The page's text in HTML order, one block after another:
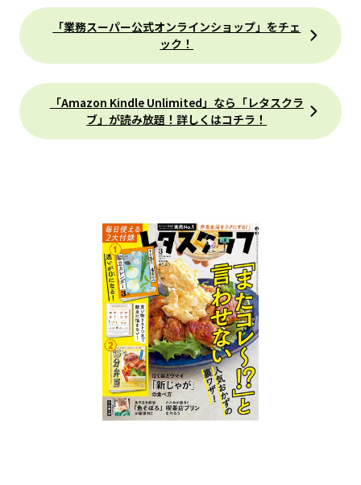
「業務スーパー公式オンラインショップ」をチェ
ック！
「Amazon Kindle Unlimited」なら「レタスクラ
ブ」が読み放題！詳しくはコチラ！